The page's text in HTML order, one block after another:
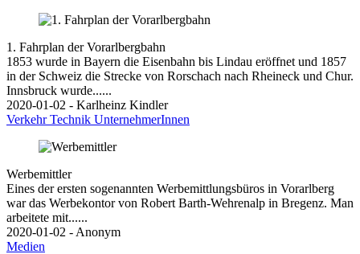
1. Fahrplan der Vorarlbergbahn
1853 wurde in Bayern die Eisenbahn bis Lindau eröffnet und 1857
in der Schweiz die Strecke von Rorschach nach Rheineck und Chur.
Innsbruck wurde......
2020-01-02 - Karlheinz Kindler
VerkehrTechnik UnternehmerInnen
Werbemittler
Eines der ersten sogenannten Werbemittlungsbüros in Vorarlberg
war das Werbekontor von Robert Barth-Wehrenalp in Bregenz. Man
arbeitete mit......
2020-01-02 - Anonym
Medien